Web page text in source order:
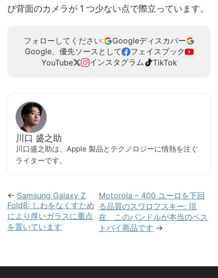
び背面のカメラが 1 つ少ない点で際立っています。
フォローしてください:
Googleディスカバー
Google、優先ソースとして
フェイスブック
YouTube
インスタグラム TikTok
川口 盛之助
川口盛之助は、Apple 製品とテクノロジーに情熱を注ぐ
ライターです。
← Samsung Galaxy Z
Fold8: しわをなくすため
により厚いガラスに重点
を置いています
Motorola – 400 ユーロを下回
る品質のスワロフスキー: 現
在、このバンドルが本当のベス
トバイ商品です →